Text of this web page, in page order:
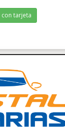
con tarjeta